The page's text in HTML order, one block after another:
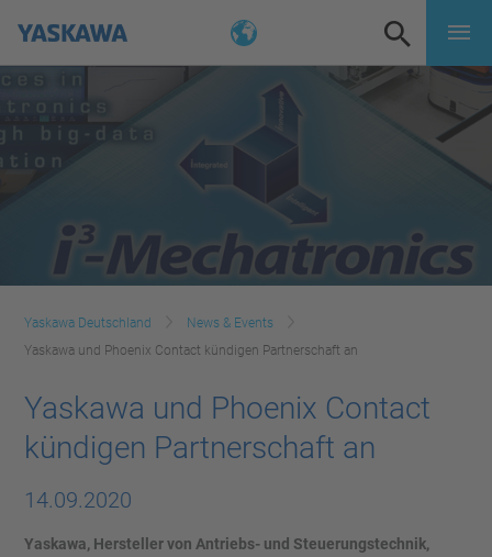
Yaskawa Deutschland
News & Events
Yaskawa und Phoenix Contact kündigen Partnerschaft an
Yaskawa und Phoenix Contact
kündigen Partnerschaft an
14.09.2020
Yaskawa, Hersteller von Antriebs- und Steuerungstechnik,